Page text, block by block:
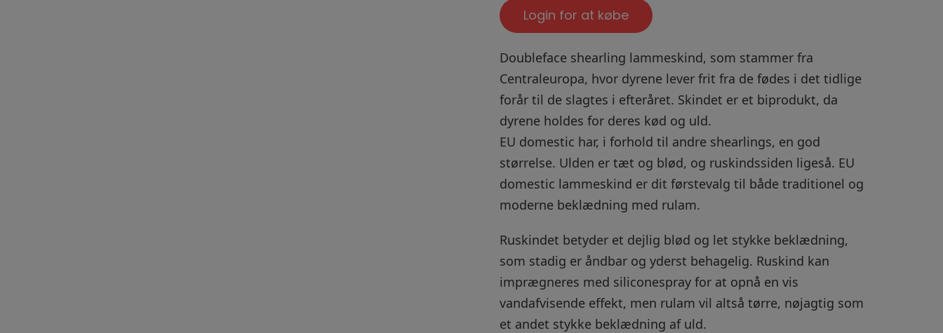
Login for at købe
Doubleface shearling lammeskind, som stammer fra
Centraleuropa, hvor dyrene lever frit fra de fødes i det tidlige
forår til de slagtes i efteråret. Skindet er et biprodukt, da
dyrene holdes for deres kød og uld.
EU domestic har, i forhold til andre shearlings, en god
størrelse. Ulden er tæt og blød, og ruskindssiden ligeså. EU
domestic lammeskind er dit førstevalg til både traditionel og
moderne beklædning med rulam.
Ruskindet betyder et dejlig blød og let stykke beklædning,
som stadig er åndbar og yderst behagelig. Ruskind kan
imprægneres med siliconespray for at opnå en vis
vandafvisende effekt, men rulam vil altså tørre, nøjagtig som
et andet stykke beklædning af uld.